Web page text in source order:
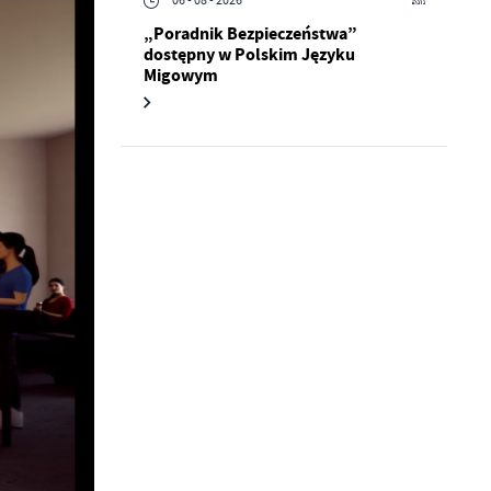
„Poradnik Bezpieczeństwa”
dostępny w Polskim Języku
Migowym